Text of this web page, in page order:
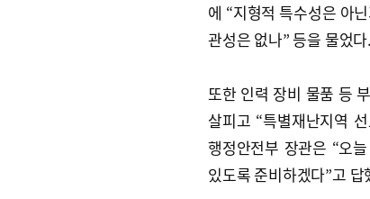
에 “지형적 특수성은 아
관성은 없나” 등을 물었다.
또한 인력 장비 물품 등
살피고 “특별재난지역
행정안전부 장관은 “오
있도록 준비하겠다”고 답